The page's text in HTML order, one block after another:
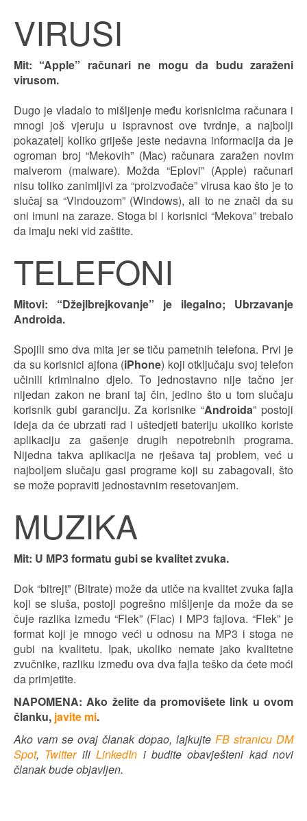
VIRUSI
Mit: “Apple” računari ne mogu da budu zaraženi
virusom.
Dugo je vladalo to mišljenje među korisnicima računara i
mnogi još vjeruju u ispravnost ove tvrdnje, a najbolji
pokazatelj koliko griješe jeste nedavna informacija da je
ogroman broj “Mekovih” (Mac) računara zaražen novim
malverom (malware). Možda “Eplovi” (Apple) računari
nisu toliko zanimljivi za “proizvođače” virusa kao što je to
slučaj sa “Vindouzom” (Windows), ali to ne znači da su
oni imuni na zaraze. Stoga bi i korisnici “Mekova” trebalo
da imaju neki vid zaštite.
TELEFONI
Mitovi: “Džejlbrejkovanje” je ilegalno; Ubrzavanje
Androida.
Spojili smo dva mita jer se tiču pametnih telefona. Prvi je
da su korisnici ajfona (iPhone) koji otključaju svoj telefon
učinili kriminalno djelo. To jednostavno nije tačno jer
nijedan zakon ne brani taj čin, jedino što u tom slučaju
korisnik gubi garanciju. Za korisnike “Androida” postoji
ideja da će ubrzati rad i uštedjeti bateriju ukoliko koriste
aplikaciju za gašenje drugih nepotrebnih programa.
Nijedna takva aplikacija ne rješava taj problem, već u
najboljem slučaju gasi programe koji su zabagovali, što
se može popraviti jednostavnim resetovanjem.
MUZIKA
Mit: U MP3 formatu gubi se kvalitet zvuka.
Dok “bitrejt” (Bitrate) može da utiče na kvalitet zvuka fajla
koji se sluša, postoji pogrešno mišljenje da može da se
čuje razlika između “Flek” (Flac) i MP3 fajlova. “Flek” je
format koji je mnogo veći u odnosu na MP3 i stoga ne
gubi na kvalitetu. Ipak, ukoliko nemate jako kvalitetne
zvučnike, razliku između ova dva fajla teško da ćete moći
da primjetite.
NAPOMENA: Ako želite da promovišete link u ovom
članku, javite mi.
Ako vam se ovaj članak dopao, lajkujte FB stranicu DM
Spot, TwitteriliLinkedIn i budite obavješteni kad novi
članak bude objavljen.